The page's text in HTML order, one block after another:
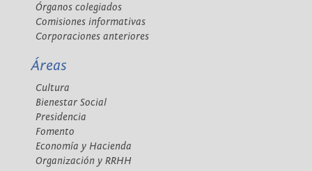
Órganos colegiados
Comisiones informativas
Corporaciones anteriores
Áreas
Cultura
Bienestar Social
Presidencia
Fomento
Economía y Hacienda
Organización y RRHH